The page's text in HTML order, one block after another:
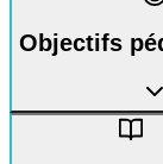
Objectifs